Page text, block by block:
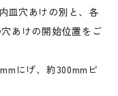
皿穴あけの別と、各
あけの開始位置をご
にげ、約300mmピ